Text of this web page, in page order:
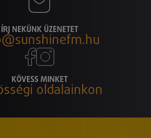
ÍRJ NEKÜNK ÜZENETET
KÖVESS MINKET
oldalainkon